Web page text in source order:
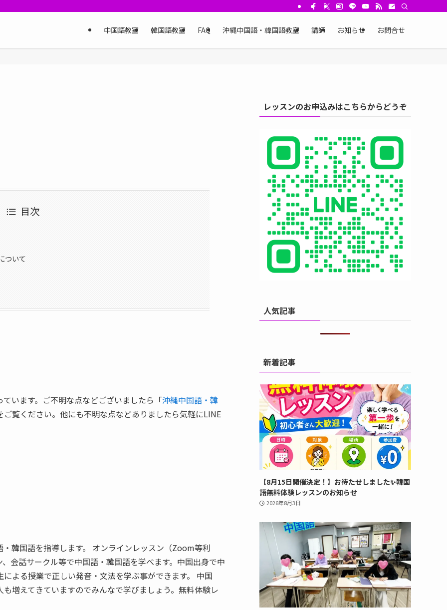
中国語教室 韓国語教室 FAQ 沖縄中国語・韓国語教室 講師 お知らせ お問合せ
目次
ついて
います。ご不明な点などございましたら「沖縄中国語・韓
ご覧ください。他にも不明な点などありましたら気軽にLINE
韓国語を指導します。 オンラインレッスン（Zoom等利
会話サークル等で中国語・韓国語を学べます。中国出身で中
よる授業で正しい発音・文法を学ぶ事ができます。 中国
増えてきていますのでみんなで学びましょう。無料体験レ
レッスンのお申込みはこちらからどうぞ
人気記事
新着記事
【8月15日開催決定！】お待たせしました✨韓国
語無料体験レッスンのお知らせ
2026年8月3日